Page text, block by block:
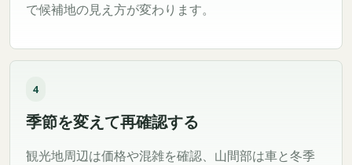
で候補地の見え方が変わります。
4
季節を変えて再確認する
観光地周辺は価格や混雑を確認、山間部は車と冬季